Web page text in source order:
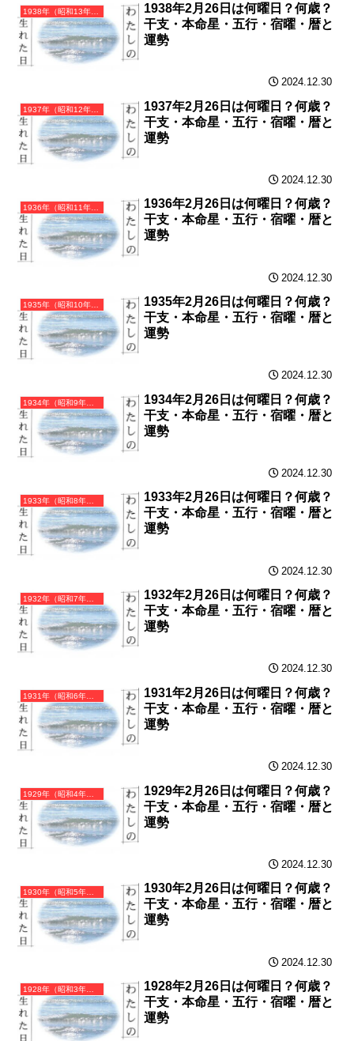
1938年（昭和13年）戊寅（つちのえとら）・寅年（とら年）カレンダー（月曜はじまり）
1938年2月26日は何曜日？何歳？
干支・本命星・五行・宿曜・暦と
運勢
2024.12.30
1937年（昭和12年）丁丑（ひのとうし）・丑年（うし年）カレンダー（月曜はじまり）
1937年2月26日は何曜日？何歳？
干支・本命星・五行・宿曜・暦と
運勢
2024.12.30
1936年（昭和11年）丙子（ひのえね）・子年（ねずみ年）カレンダー（月曜はじまり）
1936年2月26日は何曜日？何歳？
干支・本命星・五行・宿曜・暦と
運勢
2024.12.30
1935年（昭和10年）乙亥（きのとい）・亥年（いのしし年）カレンダー（月曜はじまり）
1935年2月26日は何曜日？何歳？
干支・本命星・五行・宿曜・暦と
運勢
2024.12.30
1934年（昭和9年）甲戌（きのえいぬ）・戌年（いぬ年）カレンダー（月曜はじまり）
1934年2月26日は何曜日？何歳？
干支・本命星・五行・宿曜・暦と
運勢
2024.12.30
1933年（昭和8年）癸酉（みずのととり）・酉年（とり年）カレンダー（月曜はじまり）
1933年2月26日は何曜日？何歳？
干支・本命星・五行・宿曜・暦と
運勢
2024.12.30
1932年（昭和7年）壬申（みずのえさる）・申年（さる年）カレンダー（月曜はじまり）
1932年2月26日は何曜日？何歳？
干支・本命星・五行・宿曜・暦と
運勢
2024.12.30
1931年（昭和6年）辛未（かのとひつじ）・未年（ひつじ年）カレンダー（月曜はじまり）
1931年2月26日は何曜日？何歳？
干支・本命星・五行・宿曜・暦と
運勢
2024.12.30
1929年（昭和4年）己巳（つちのとみ）・巳年（へび年）カレンダー（月曜はじまり）
1929年2月26日は何曜日？何歳？
干支・本命星・五行・宿曜・暦と
運勢
2024.12.30
1930年（昭和5年）庚午（かのえうま）・午年（うま年）カレンダー（月曜はじまり）
1930年2月26日は何曜日？何歳？
干支・本命星・五行・宿曜・暦と
運勢
2024.12.30
1928年（昭和3年）戊辰（つちのえたつ）・辰年（たつ年）カレンダー（月曜はじまり）
1928年2月26日は何曜日？何歳？
干支・本命星・五行・宿曜・暦と
運勢